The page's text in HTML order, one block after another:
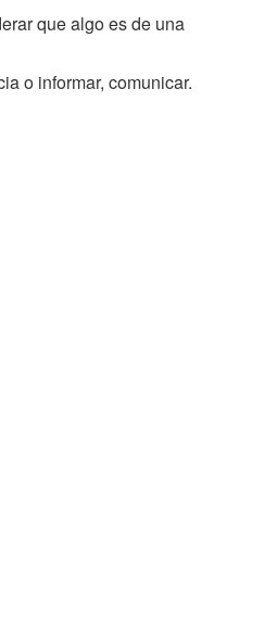
que algo es de una
o informar, comunicar.